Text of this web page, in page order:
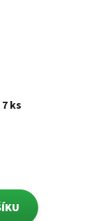
ks